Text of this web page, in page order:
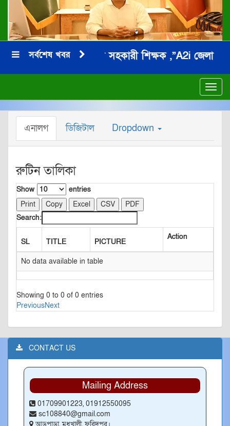
সর্বশেষ খবর
জনাব মনিরুল ইসলাম সহকারী শিক্ষক ,”A2i জেলা
এনালগ ডিজিটাল Dropdown
রুটিন তালিকা
Show
entries
Print
Copy Excel CSV
PDF
Search:
SL TITLE PICTURE
Action
No data available in table
Showing 0 to 0 of 0 entries
PreviousNext
CONTACT US
Mailing Address
01709901223, 01912550095
sc108840@gmail.com